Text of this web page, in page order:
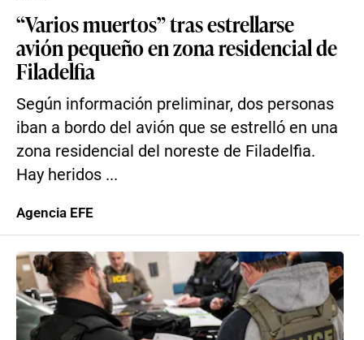
“Varios muertos” tras estrellarse
avión pequeño en zona residencial de
Filadelfia
Según información preliminar, dos personas
iban a bordo del avión que se estrelló en una
zona residencial del noreste de Filadelfia.
Hay heridos ...
Agencia EFE